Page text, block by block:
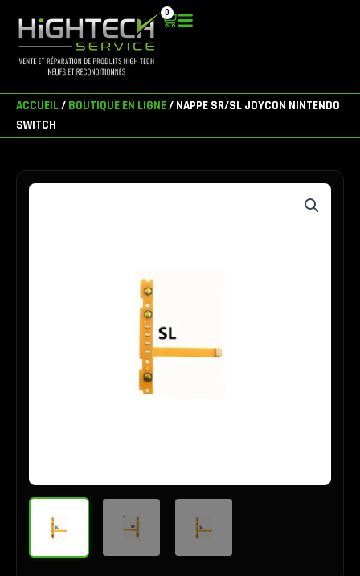
contenu
0
Panier
ACCUEIL/ BOUTIQUE EN LIGNE/ NAPPE SR/SL JOYCON NINTENDO
SWITCH